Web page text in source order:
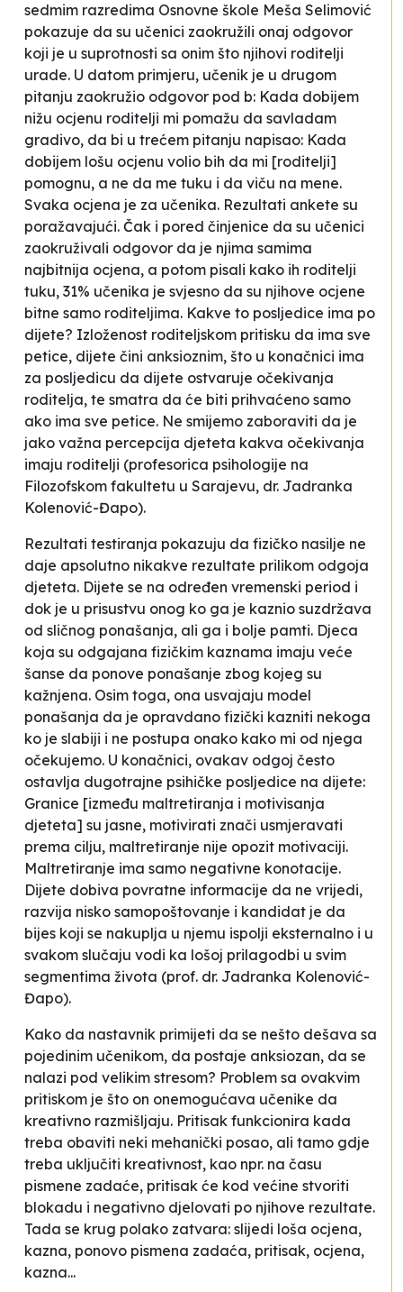
sedmim razredima Osnovne škole Meša Selimović
pokazuje da su učenici zaokružili onaj odgovor
koji je u suprotnosti sa onim što njihovi roditelji
urade. U datom primjeru, učenik je u drugom
pitanju zaokružio odgovor pod b: Kada dobijem
nižu ocjenu roditelji mi pomažu da savladam
gradivo, da bi u trećem pitanju napisao: Kada
dobijem lošu ocjenu volio bih da mi [roditelji]
pomognu, a ne da me tuku i da viču na mene.
Svaka ocjena je za učenika. Rezultati ankete su
poražavajući. Čak i pored činjenice da su učenici
zaokruživali odgovor da je njima samima
najbitnija ocjena, a potom pisali kako ih roditelji
tuku, 31% učenika je svjesno da su njihove ocjene
bitne samo roditeljima. Kakve to posljedice ima po
dijete? Izloženost roditeljskom pritisku da ima sve
petice, dijete čini anksioznim, što u konačnici ima
za posljedicu da dijete ostvaruje očekivanja
roditelja, te smatra da će biti prihvaćeno samo
ako ima sve petice. Ne smijemo zaboraviti da je
jako važna percepcija djeteta kakva očekivanja
imaju roditelji (profesorica psihologije na
Filozofskom fakultetu u Sarajevu, dr. Jadranka
Kolenović-Đapo).
Rezultati testiranja pokazuju da fizičko nasilje ne
daje apsolutno nikakve rezultate prilikom odgoja
djeteta. Dijete se na određen vremenski period i
dok je u prisustvu onog ko ga je kaznio suzdržava
od sličnog ponašanja, ali ga i bolje pamti. Djeca
koja su odgajana fizičkim kaznama imaju veće
šanse da ponove ponašanje zbog kojeg su
kažnjena. Osim toga, ona usvajaju model
ponašanja da je opravdano fizički kazniti nekoga
ko je slabiji i ne postupa onako kako mi od njega
očekujemo. U konačnici, ovakav odgoj često
ostavlja dugotrajne psihičke posljedice na dijete:
Granice [između maltretiranja i motivisanja
djeteta] su jasne, motivirati znači usmjeravati
prema cilju, maltretiranje nije opozit motivaciji.
Maltretiranje ima samo negativne konotacije.
Dijete dobiva povratne informacije da ne vrijedi,
razvija nisko samopoštovanje i kandidat je da
bijes koji se nakuplja u njemu ispolji eksternalno i u
svakom slučaju vodi ka lošoj prilagodbi u svim
segmentima života (prof. dr. Jadranka Kolenović-
Đapo).
Kako da nastavnik primijeti da se nešto dešava sa
pojedinim učenikom, da postaje anksiozan, da se
nalazi pod velikim stresom? Problem sa ovakvim
pritiskom je što on onemogućava učenike da
kreativno razmišljaju. Pritisak funkcionira kada
treba obaviti neki mehanički posao, ali tamo gdje
treba uključiti kreativnost, kao npr. na času
pismene zadaće, pritisak će kod većine stvoriti
blokadu i negativno djelovati po njihove rezultate.
Tada se krug polako zatvara: slijedi loša ocjena,
kazna, ponovo pismena zadaća, pritisak, ocjena,
kazna...